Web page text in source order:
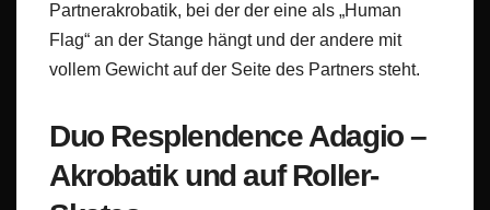
Partnerakrobatik, bei der der eine als „Human
Flag“ an der Stange hängt und der andere mit
vollem Gewicht auf der Seite des Partners steht.
Duo Resplendence Adagio –
Akrobatik und auf Roller-